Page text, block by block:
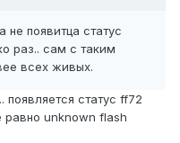
не появитца статус
раз.. сам с таким
всех живых.
статус ff72
равно unknown flash